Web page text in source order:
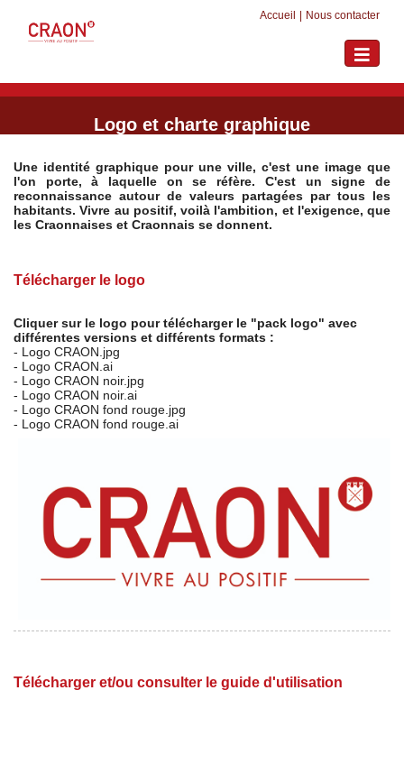
Accueil Nous contacter
Toggle
Logo et charte graphique
Une identité graphique pour une ville, c'est une image que
l'on porte, à laquelle on se réfère. C'est un signe de
reconnaissance autour de valeurs partagées par tous les
habitants. Vivre au positif, voilà l'ambition, et l'exigence, que
les Craonnaises et Craonnais se donnent.
Télécharger le logo
Cliquer sur le logo pour télécharger le "pack logo" avec
différentes versions et différents formats :
- Logo CRAON.jpg
- Logo CRAON.ai
- Logo CRAON noir.jpg
- Logo CRAON noir.ai
- Logo CRAON fond rouge.jpg
- Logo CRAON fond rouge.ai
Télécharger et/ou consulter le guide d'utilisation